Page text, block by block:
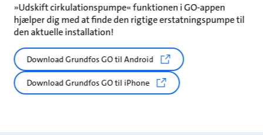
»Udskift cirkulationspumpe« funktionen i GO-appen
hjælper dig med at finde den rigtige erstatningspumpe til
den aktuelle installation!
Download Grundfos GO til Android
Download Grundfos GO til iPhone